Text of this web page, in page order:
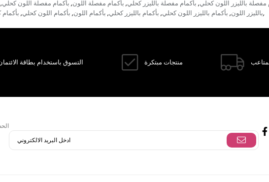
مفصلة بالليزر اللون كحلي, بأكمام مفصلة بالليزر كحلي, بأكمام مفصلة اللون, بأكمام مفصلة اللون كحلي,
بالليزر اللون, بأكمام بالليزر اللون كحلي, بأكمام بالليزر كحلي, بأكمام اللون, بأكمام اللون كحلي, ,
منتجات مبتكرة التسوق باستخدام بطاقة